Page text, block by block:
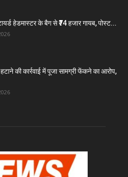
हेडमास्टर के बैग से ₹74 हजार गायब, पोस्ट...
की कार्रवाई में पूजा सामग्री फेंकने का आरोप,